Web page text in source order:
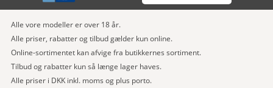
Alle vore modeller er over 18 år.
Alle priser, rabatter og tilbud gælder kun online.
Online-sortimentet kan afvige fra butikkernes sortiment.
Tilbud og rabatter kun så længe lager haves.
Alle priser i DKK inkl. moms og plus porto.